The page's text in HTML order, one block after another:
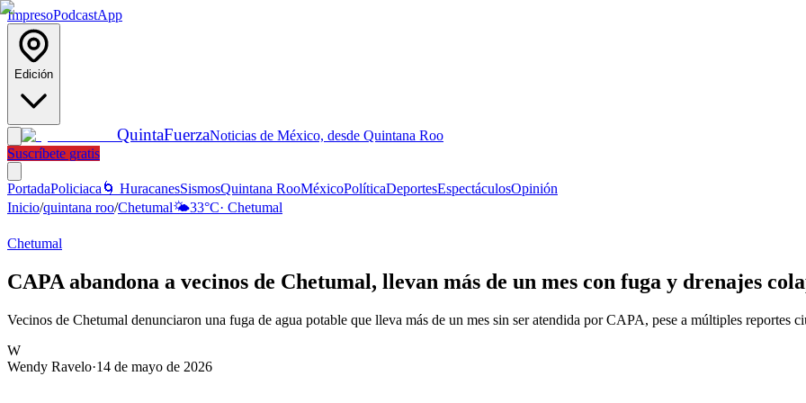
ImpresoPodcastApp
Edición
QuintaFuerzaNoticias de México, desde Quintana Roo
Suscríbete gratis
PortadaPoliciaca 🌀 HuracanesSismosQuintana RooMéxicoPolíticaDeportesEspectáculosOpinión
Inicio/quintana roo/Chetumal🌤️33°C· Chetumal
Chetumal
CAPA abandona a vecinos de Chetumal, llevan más de un mes con fuga y drenajes
Vecinos de Chetumal denunciaron una fuga de agua potable que lleva más de un mes sin ser atendida por CAPA, pese a múltiples reportes
W
Wendy Ravelo·14 de mayo de 2026